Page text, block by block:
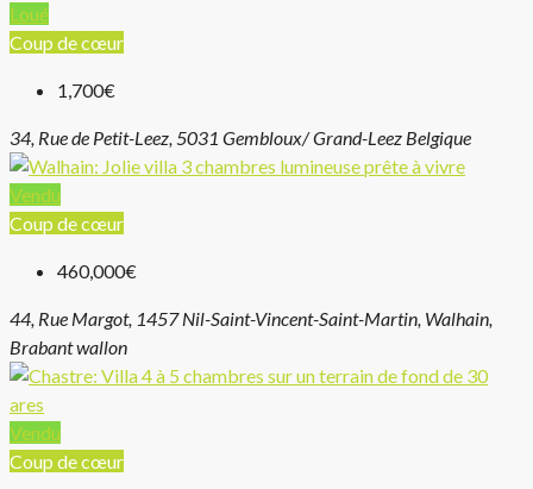
Loué
Coup de cœur
1,700€
34, Rue de Petit-Leez, 5031 Gembloux/ Grand-Leez Belgique
Vendu
Coup de cœur
460,000€
44, Rue Margot, 1457 Nil-Saint-Vincent-Saint-Martin, Walhain,
Brabant wallon
Vendu
Coup de cœur